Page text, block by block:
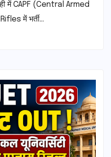
में CAPF (Central Armed
में भर्ती…